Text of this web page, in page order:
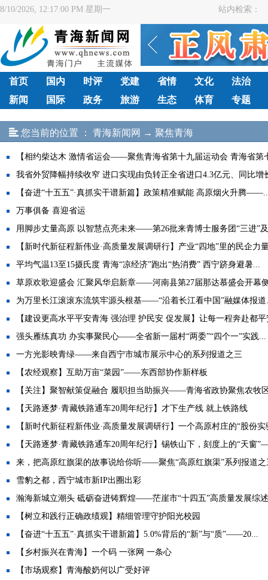
8/10/2026, 12:17:00 PM 星期一 站内检索：
首页 国内 时评 党建 省情 文化
法治
新闻
国际 政务 旅游 生态 体育 专题
您当前的位置 ： 青海新闻网 → 聚焦青海
【相约柴达木 激情省运会——聚焦青海省第十九届运动会 青海省第
我省外贸降幅持续收窄 进口实现由负转正全省进口4.3亿元、同比增
【奋进“十五五”·真抓实干谱新篇】政策精准赋能 高原烟火升腾
万事俱备 喜迎省运
用脚步丈量高原 以智慧点亮未来——第26批来青博士服务团“三进”
【新时代新征程新伟业·高质量发展调研行】产业“四地”里的民企力
平均气温13至15摄氏度 青海“凉经济”跑出“热消费” 西宁跻身避暑...
草原欢歌迎盛会 汇聚风华启新章——河南县第27届那达慕盛会开幕
为万里长江滚滚东流筑牢源头根基——“沿着长江看中国”融媒体报道
【建设更高水平平安青海 强治理 护民安 促发展】让每一程奔赴都
强头雁练真功 办实事聚民心——全省新一届村“两委”“四个一”实践...
一方光影映青绿——来自西宁市城市展示中心的系列报道之三
【农经观察】互助万亩“菜园”——东西部协作新样板
【关注】聚智献策促融合 履职担当助振兴——青海省政协聚焦农牧
【天路逐梦·青藏铁路通车20周年纪行】才下生产线 就上铁路线
【新时代新征程新伟业·高质量发展调研行】一个高原村庄的“股份实
【天路逐梦·青藏铁路通车20周年纪行】锡铁山下，刻度上的“天窗
来，把高原红旗渠的故事说给你听——聚焦“高原红旗渠”系列报道之
雪豹之都，西宁城市新IP出圈出彩
瀚海新城立潮头 砥砺奋进铸辉煌——茫崖市“十四五”高质量发展综述
【树立和践行正确政绩观】精细管理守护阳光校园
【奋进“十五五”·真抓实干谱新篇】5.0%背后的“新”与“质”——20...
【乡村振兴在青海】一个码 一张网 一条心
【市场观察】青海酸奶何以广受好评